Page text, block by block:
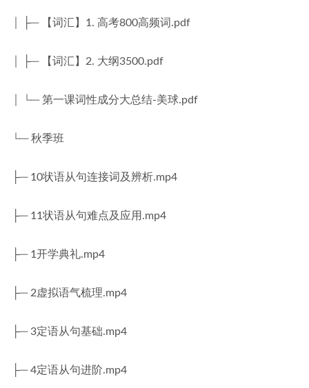
│ ├─ 【词汇】1. 高考800高频词.pdf
│ ├─ 【词汇】2. 大纲3500.pdf
│ └─ 第一课词性成分大总结-美球.pdf
└─ 秋季班
├─ 10状语从句连接词及辨析.mp4
├─ 11状语从句难点及应用.mp4
├─ 1开学典礼.mp4
├─ 2虚拟语气梳理.mp4
├─ 3定语从句基础.mp4
├─ 4定语从句进阶.mp4